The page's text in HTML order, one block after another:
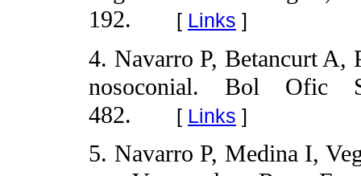
192. [ Links ]
4. Navarro P, Betancurt
nosoconial. Bol Ofic
482. [ Links ]
5. Navarro P, Medina I,